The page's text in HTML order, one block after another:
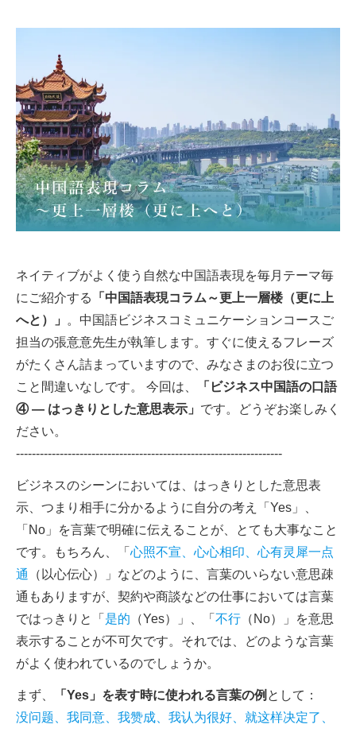
ネイティブがよく使う自然な中国語表現を毎月テーマ毎
にご紹介する
「中国語表現コラム～更上一層楼（更に上
へと）」
。中国語ビジネスコミュニケーションコースご
担当の張意意先生が執筆します。すぐに使えるフレーズ
がたくさん詰まっていますので、みなさまのお役に立つ
こと間違いなしです。
今回は、
「ビジネス中国語の口語
④ ― はっきりとした意思表示」 です。どうぞお楽しみく
ださい。
-------------------------------------------------------------------
ビジネスのシーンにおいては、はっきりとした意思表
示、つまり相手に分かるように自分の考え「Yes」、
「No」を言葉で明確に伝えることが、とても大事なこと
です。もちろん、「 心照不宣、心心相印、心有灵犀一点
通
（以心伝心）」などのように、言葉のいらない意思疎
通もありますが、契約や商談などの仕事においては言葉
ではっきりと「 是的 （Yes）」、「 不行 （No）」を意思
表示することが不可欠です。それでは、どのような言葉
がよく使われているのでしょうか。
まず、 「Yes」を表す時に使われる言葉の例 として：
没问题、我同意、我赞成、我认为很好、就这样决定了、